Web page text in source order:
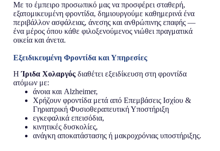
Με το έμπειρο προσωπικό μας να προσφέρει σταθερή,
εξατομικευμένη φροντίδα, δημιουργούμε καθημερινά ένα
περιβάλλον ασφάλειας, άνεσης και ανθρώπινης επαφής —
ένα μέρος όπου κάθε φιλοξενούμενος νιώθει πραγματικά
οικεία και άνετα.
Εξειδικευμένη Φροντίδα και Υπηρεσίες
ΗΊριδα Χολαργόςδιαθέτει εξειδίκευση στη φροντίδα
ατόμων με:
άνοια και Alzheimer,
Χρήζουν φροντίδα μετά από Επεμβάσεις Ισχίου &
Γηριατρική Φυσιοθεραπευτική Υποστήριξη
εγκεφαλικά επεισόδια,
κινητικές δυσκολίες,
ανάγκη αποκατάστασης ή μακροχρόνιας υποστήριξης.